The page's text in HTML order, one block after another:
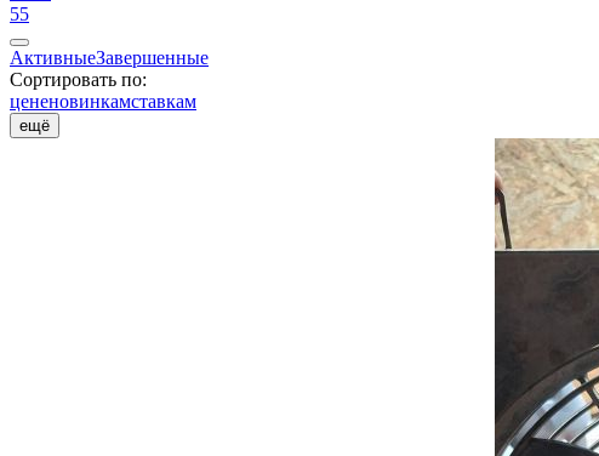
55
АктивныеЗавершенные
Сортировать по:
цененовинкамставкам
ещё